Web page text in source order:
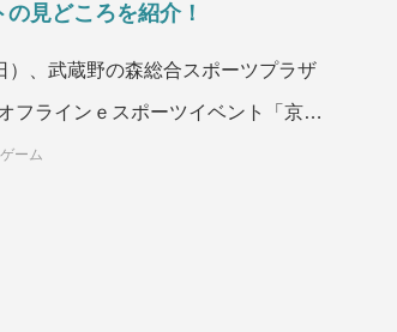
見どころを紹介！
）、武蔵野の森総合スポーツプラザ
フラインｅスポーツイベント「京王
ツ祭」が開催されます。このイベン
ゲーム